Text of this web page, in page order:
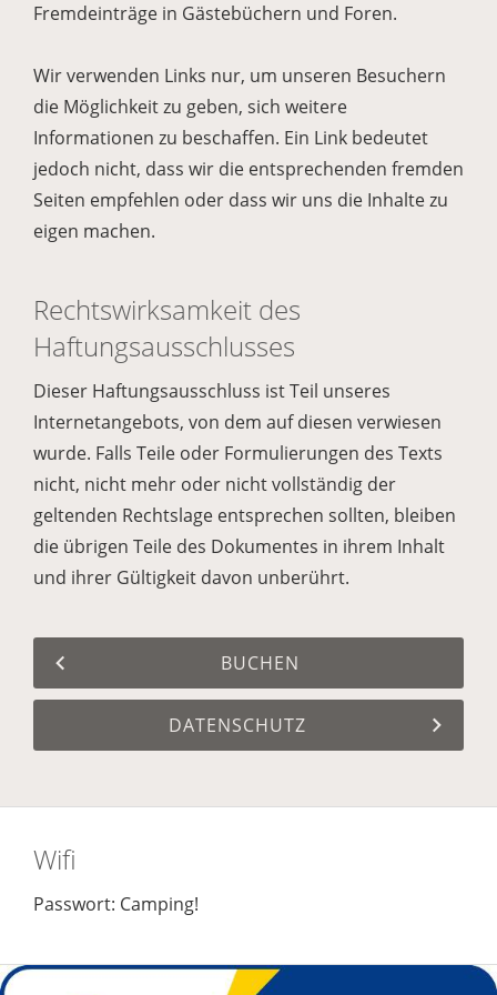
Fremdeinträge in Gästebüchern und Foren.
Wir verwenden Links nur, um unseren Besuchern
die Möglichkeit zu geben, sich weitere
Informationen zu beschaffen. Ein Link bedeutet
jedoch nicht, dass wir die entsprechenden fremden
Seiten empfehlen oder dass wir uns die Inhalte zu
eigen machen.
Rechtswirksamkeit des
Haftungsausschlusses
Dieser Haftungsausschluss ist Teil unseres
Internetangebots, von dem auf diesen verwiesen
wurde. Falls Teile oder Formulierungen des Texts
nicht, nicht mehr oder nicht vollständig der
geltenden Rechtslage entsprechen sollten, bleiben
die übrigen Teile des Dokumentes in ihrem Inhalt
und ihrer Gültigkeit davon unberührt.
BUCHEN
DATENSCHUTZ
Wifi
Passwort: Camping!